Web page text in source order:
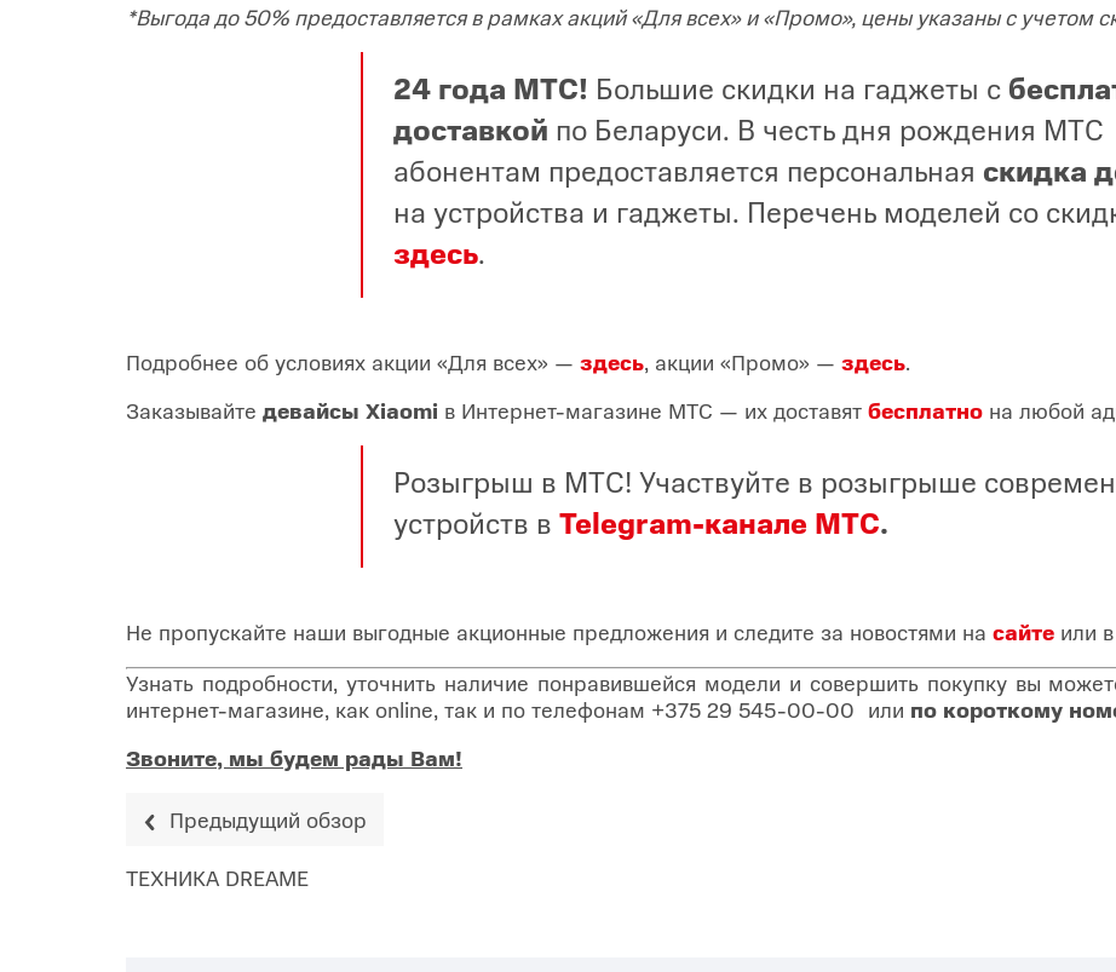
*Выгода до 50% предоставляется в рамках акций «Для всех» и «Промо», цены указаны с учетом
24 года МТС! Большие скидки на гаджеты с
доставкой по Беларуси. В честь дня рождения МТС
абонентам предоставляется персональная скидка
на устройства и гаджеты. Перечень моделей со
здесь.
Подробнее об условиях акции «Для всех» — здесь, акции «Промо» — здесь.
Заказывайте девайсы Xiaomi в Интернет-магазине МТС — их доставят бесплатно на любой
Розыгрыш в МТС! Участвуйте в розыгрыше
устройств в Telegram-канале МТС.
Не пропускайте наши выгодные акционные предложения и следите за новостями на сайте или в
Узнать подробности, уточнить наличие понравившейся модели и совершить покупку вы
интернет-магазине, как online, так и по телефонам +375 29 545-00-00 или по короткому
Звоните, мы будем рады Вам!
Предыдущий обзор
ТЕХНИКА DREAME